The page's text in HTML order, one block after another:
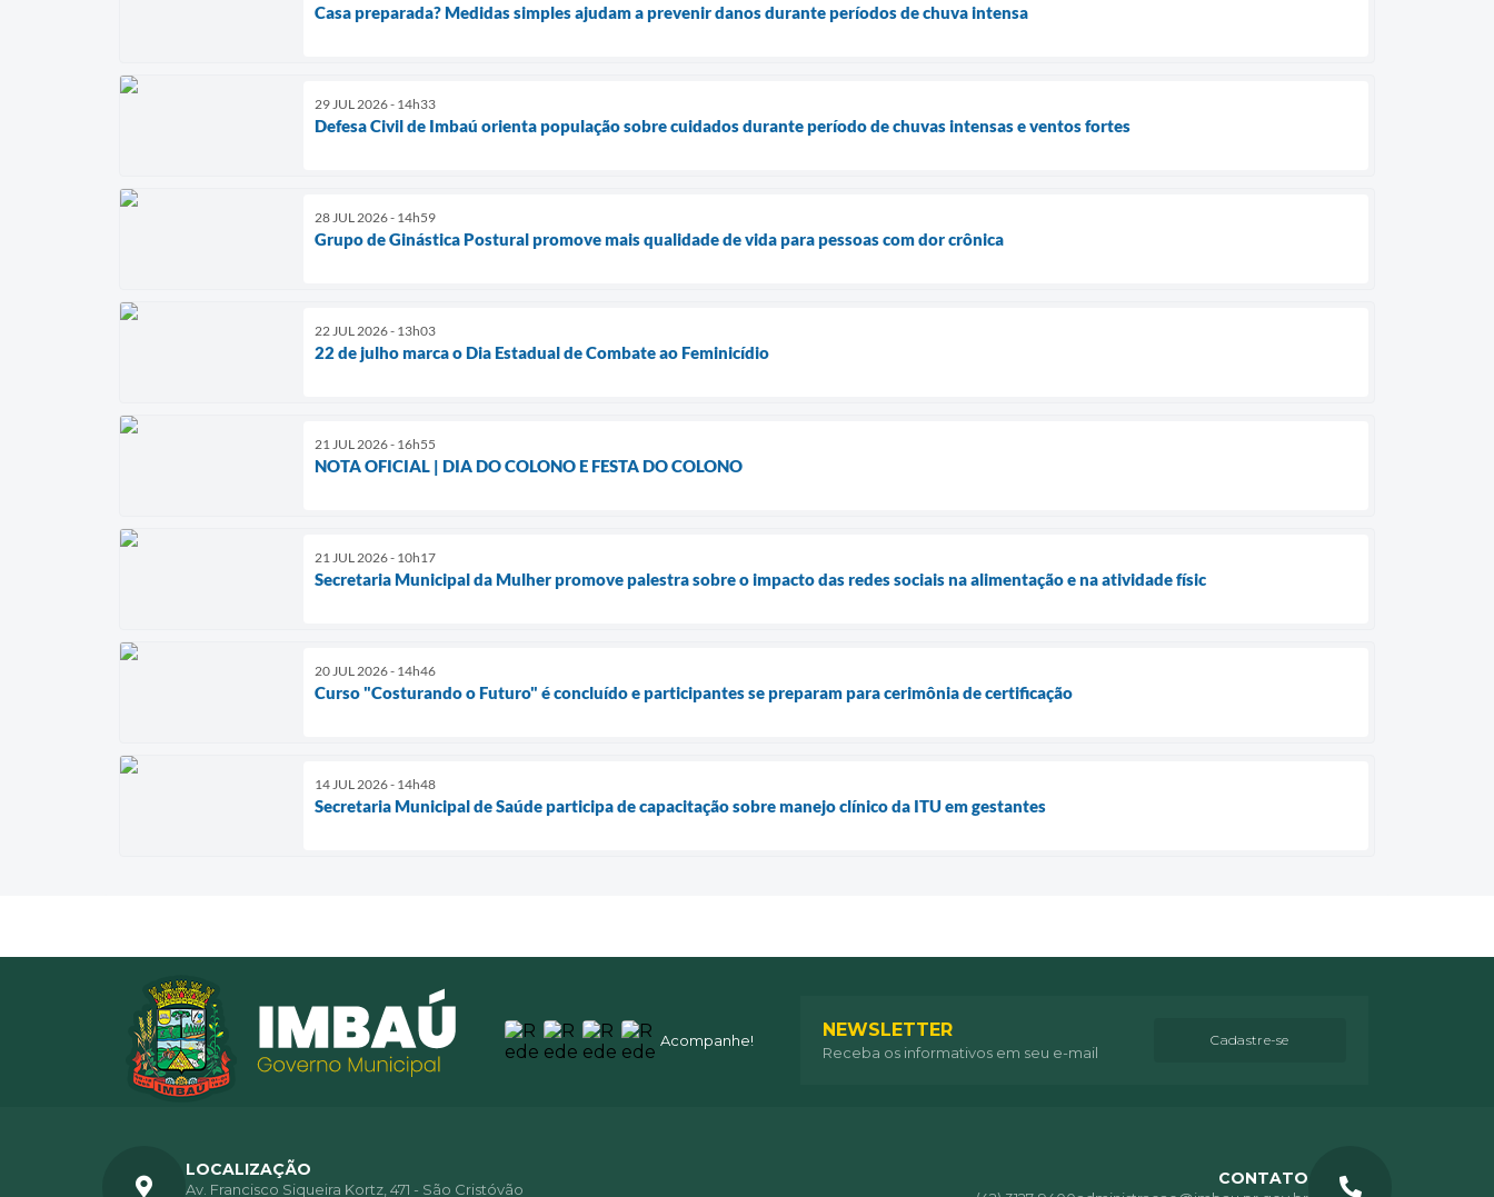
Casa preparada? Medidas simples ajudam a prevenir danos durante períodos de chuva intensa
29 JUL 2026 - 14h33
Defesa Civil de Imbaú orienta população sobre cuidados durante período de chuvas intensas e ventos fortes
28 JUL 2026 - 14h59
Grupo de Ginástica Postural promove mais qualidade de vida para pessoas com dor crônica
22 JUL 2026 - 13h03
22 de julho marca o Dia Estadual de Combate ao Feminicídio
21 JUL 2026 - 16h55
NOTA OFICIAL | DIA DO COLONO E FESTA DO COLONO
21 JUL 2026 - 10h17
Secretaria Municipal da Mulher promove palestra sobre o impacto das redes sociais na alimentação e na atividade físic
20 JUL 2026 - 14h46
Curso "Costurando o Futuro" é concluído e participantes se preparam para cerimônia de certificação
14 JUL 2026 - 14h48
Secretaria Municipal de Saúde participa de capacitação sobre manejo clínico da ITU em gestantes
Acompanhe! NEWSLETTER
Receba os informativos em seu e-mail
Cadastre-se
LOCALIZAÇÃO
Av. Francisco Siqueira Kortz, 471 - São Cristóvão
CONTATO